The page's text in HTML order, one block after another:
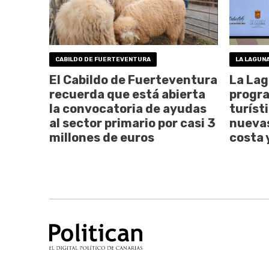
CABILDO DE FUERTEVENTURA
El Cabildo de Fuerteventura
recuerda que está abierta
la convocatoria de ayudas
al sector primario por casi 3
millones de euros
LA
La
costa